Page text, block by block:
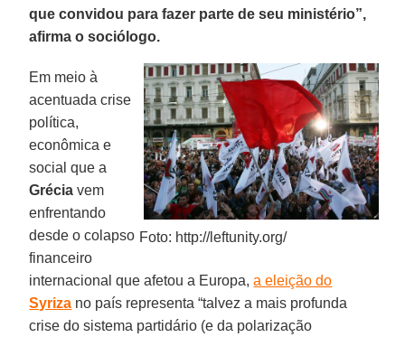
que convidou para fazer parte de seu ministério”,
afirma o sociólogo.
Foto: http://leftunity.org/
Em meio à
acentuada crise
política,
econômica e
social que a
Grécia vem
enfrentando
desde o colapso
financeiro
internacional que afetou a Europa,a eleição do
Syriza no país representa “talvez a mais profunda
crise do sistema partidário (e da polarização